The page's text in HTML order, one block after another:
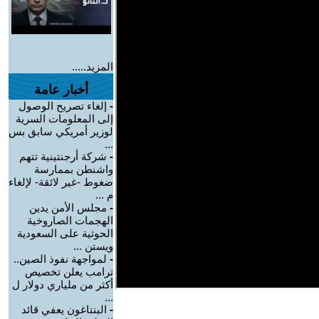
المزيد.....
أخبار عامة
- إلغاء تصريح الوصول
إلى المعلومات السرية
لوزير أمريكي سابق بس
...
- شركة أرجنتينية تتهم
واشنطن بممارسة
ضغوط -غير لائقة- لإلغاء
م ...
- مجلس الأمن يدين
الهجمات الصاروخية
الحوثية على السعودية
ويستن ...
- لمواجهة نفوذ الصين..
ترامب يعلن تخصيص
أكثر من ملياري دولار ل
...
- البنتاغون يعفي قائد